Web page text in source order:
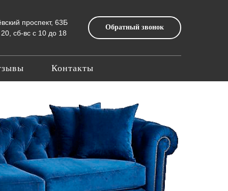
проспект, 63Б
сб-вс с 10 до 18
Обратный звонок
Контакты